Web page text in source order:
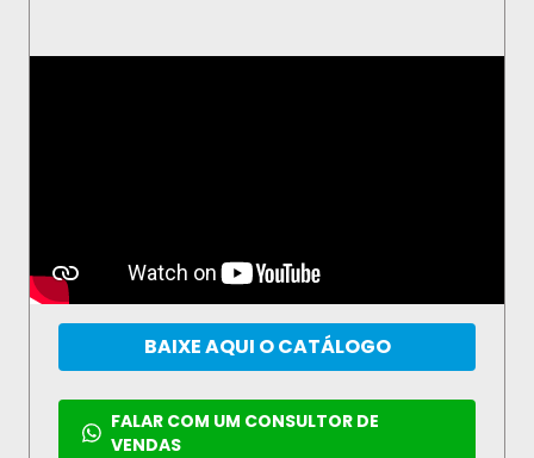
BAIXE AQUI O CATÁLOGO
FALAR COM UM CONSULTOR DE
VENDAS